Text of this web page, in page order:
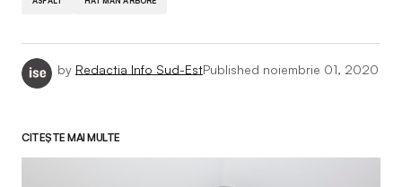
by Redactia Info Sud-EstPublished noiembrie 01, 2020
CITEȘTE MAI MULTE